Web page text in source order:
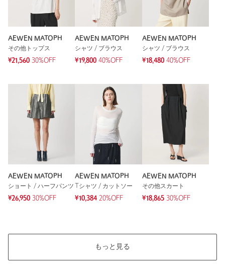
AEWEN MATOPH
その他トップス
¥21,560 30%OFF
AEWEN MATOPH
シャツ / ブラウス
¥19,800 40%OFF
AEWEN MATOPH
シャツ / ブラウス
¥18,480 40%OFF
AEWEN MATOPH
ショート / ハーフパンツ
¥26,950 30%OFF
AEWEN MATOPH
Tシャツ / カットソー
¥10,384 20%OFF
AEWEN MATOPH
その他スカート
¥18,865 30%OFF
もっと見る